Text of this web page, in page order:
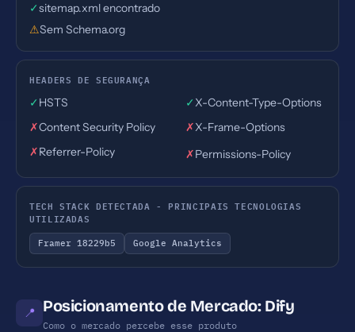
✓sitemap.xml encontrado
⚠Sem Schema.org
HEADERS DE SEGURANÇA
✓ HSTS ✓X-Content-Type-Options
✗Content Security Policy ✗X-Frame-Options
✗Referrer-Policy ✗Permissions-Policy
TECH STACK DETECTADA - PRINCIPAIS TECNOLOGIAS
UTILIZADAS
Framer 18229b5 Google Analytics
📍 Posicionamento de Mercado: Dify
Como o mercado percebe esse produto